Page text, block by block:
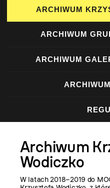
ARCHIWUM
ARCHIWUM
ARCHIWUM
Archiwum
Wodiczko
W latach 2018–2019 do